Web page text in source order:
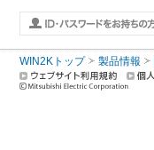
WIN2Kトップ 製品情報